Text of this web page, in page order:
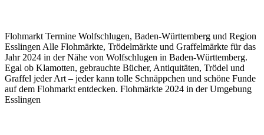
Flohmarkt Termine Wolfschlugen, Baden-Württemberg und Region
Esslingen Alle Flohmärkte, Trödelmärkte und Graffelmärkte für das
Jahr 2024 in der Nähe von Wolfschlugen in Baden-Württemberg.
Egal ob Klamotten, gebrauchte Bücher, Antiquitäten, Trödel und
Graffel jeder Art – jeder kann tolle Schnäppchen und schöne Funde
auf dem Flohmarkt entdecken. Flohmärkte 2024 in der Umgebung
Esslingen